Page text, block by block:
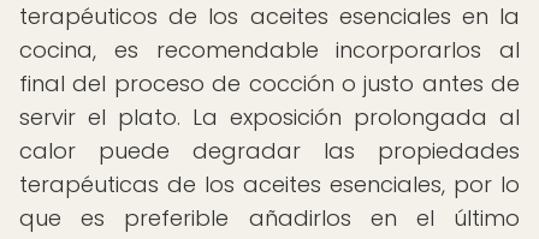
terapéuticos de los aceites esenciales en la
cocina, es recomendable incorporarlos al
final del proceso de cocción o justo antes de
servir el plato. La exposición prolongada al
calor puede degradar las propiedades
terapéuticas de los aceites esenciales, por lo
que es preferible añadirlos en el último